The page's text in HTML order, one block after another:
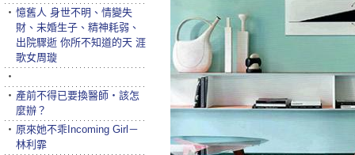
‧ 憶舊人 身世不明、情變失
財、未婚生子、精神耗弱、
出院驟逝 你所不知道的天 涯
歌女周璇
‧
‧ 產前不得已要換醫師‧該怎
麼辦？
‧ 原來她不乖Incoming Girl－
林利霏